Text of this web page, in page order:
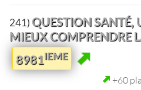
241)QUESTION SANTÉ,
MIEUX COMPRENDRE
8981IEME
+60